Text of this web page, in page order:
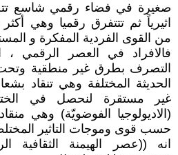
صغيرة في فضاء رقمي شاسع
اثيرياً ثم تتتفرق رقميا وهي
من القوى الفردية المفكرة و
فالافراد في العصر الرقمي ،
التصرف بطرق غير منطقية وتحت
الحديثة المختلفة وهي تنقاد
غير مستقرة لنحصل في
(الاديولوجيا الفوضويّة) وهي
حسب قوى وموجات التاثير